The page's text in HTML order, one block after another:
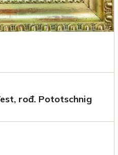
rođ. Pototschnig